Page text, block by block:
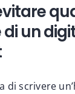
di un
di scrivere